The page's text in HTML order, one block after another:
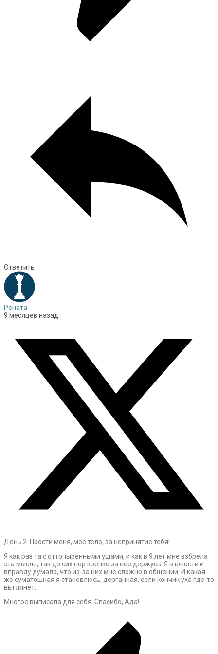
Ответить
Рената
9 месяцев назад
День 2. Прости меня, мое тело, за непринятие тебя!
Я как раз та с оттопыренными ушами, и как в 9 лет мне взбрела
эта мысль, так до сих пор крепко за нее держусь. Я в юности и
вправду думала, что из-за них мне сложно в общении. И какая
же суматошная я становлюсь, дерганная, если кончик уха где-то
выглянет.
Многое выписала для себя. Спасибо, Ада!